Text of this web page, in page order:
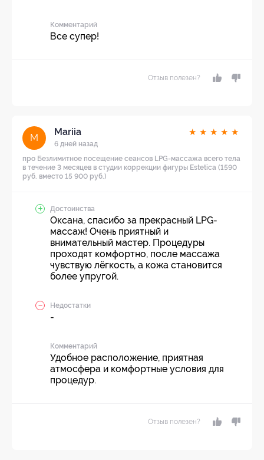
Комментарий
Все супер!
Отзыв полезен?
M
Mariia
6 дней назад
★ ★ ★ ★ ★
про Безлимитное посещение сеансов LPG-массажа всего тела
в течение 3 месяцев в студии коррекции фигуры Estetica (1590
руб. вместо 15 900 руб.)
Достоинства
Оксана, спасибо за прекрасный LPG-
массаж! Очень приятный и
внимательный мастер. Процедуры
проходят комфортно, после массажа
чувствую лёгкость, а кожа становится
более упругой.
Недостатки
-
Комментарий
Удобное расположение, приятная
атмосфера и комфортные условия для
процедур.
Отзыв полезен?